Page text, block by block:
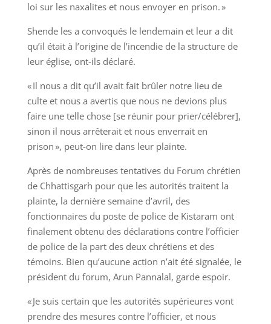
loi sur les naxalites et nous envoyer en prison. »
Shende les a convoqués le lendemain et leur a dit
qu’il était à l’origine de l’incendie de la structure de
leur église, ont-ils déclaré.
« Il nous a dit qu’il avait fait brûler notre lieu de
culte et nous a avertis que nous ne devions plus
faire une telle chose [se réunir pour prier/célébrer],
sinon il nous arrêterait et nous enverrait en
prison », peut-on lire dans leur plainte.
Après de nombreuses tentatives du Forum chrétien
de Chhattisgarh pour que les autorités traitent la
plainte, la dernière semaine d’avril, des
fonctionnaires du poste de police de Kistaram ont
finalement obtenu des déclarations contre l’officier
de police de la part des deux chrétiens et des
témoins. Bien qu’aucune action n’ait été signalée, le
président du forum, Arun Pannalal, garde espoir.
« Je suis certain que les autorités supérieures vont
prendre des mesures contre l’officier, et nous